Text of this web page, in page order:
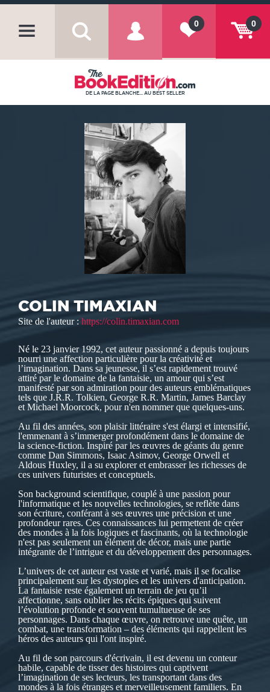
0
0
DE LA PAGE BLANCHE... AU BEST SELLER
COLIN TIMAXIAN
Site de l'auteur : https://colin.timaxian.com
Né le 23 janvier 1992, cet auteur passionné a depuis toujours
nourri une affection particulière pour la créativité et
l’imagination. Dans sa jeunesse, il s’est rapidement trouvé
attiré par le domaine de la fantaisie, un amour qui s’est
manifesté par son admiration pour des auteurs emblématiques
tels que J.R.R. Tolkien, George R.R. Martin, James Barclay
et Michael Moorcock, pour n'en nommer que quelques-uns.
Au fil des années, son plaisir littéraire s'est élargi et intensifié,
l'emmenant à s’immerger profondément dans le domaine de
la science-fiction. Inspiré par les œuvres de géants du genre
comme Dan Simmons, Isaac Asimov, George Orwell et
Aldous Huxley, il a su explorer et embrasser les richesses de
ces univers futuristes et conceptuels.
Son background scientifique, couplé à une passion pour
l'informatique et les nouvelles technologies, se reflète dans
son écriture, conférant à ses œuvres une précision et une
profondeur rares. Ces connaissances lui permettent de créer
des mondes à la fois logiques et fascinants, où la technologie
n'est pas seulement un élément de décor, mais une partie
intégrante de l’intrigue et du développement des personnages.
L’univers de cet auteur est vaste et varié, mais il se focalise
principalement sur les dystopies et les univers d'anticipation.
La fantaisie reste également un terrain de jeu qu’il
affectionne, sans oublier les récits épiques qui suivent
l’évolution profonde et souvent tumultueuse de ses
personnages. Dans chaque œuvre, on retrouve une quête, un
combat, une transformation – des éléments qui rappellent les
héros des auteurs qui l'ont inspiré.
Au fil de son parcours d'écrivain, il est devenu un conteur
habile, capable de tisser des histoires qui captivent
l’imagination de ses lecteurs, les transportant dans des
mondes à la fois étranges et merveilleusement familiers. En